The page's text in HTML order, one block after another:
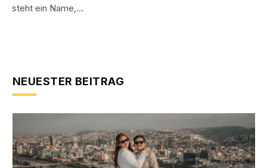
steht ein Name,…
NEUESTER BEITRAG